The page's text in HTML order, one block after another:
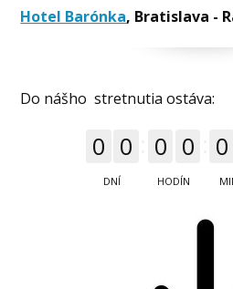
Hotel Barónka, Bratislava -
Do nášho stretnutia ostáva:
0 0
DNÍ
0 0
HODÍN
0